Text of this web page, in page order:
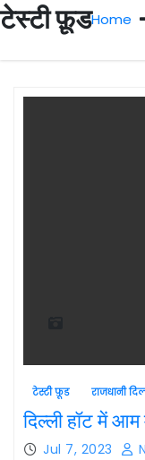
टेस्टी फ़ूडHome
टेस्टी फ़ूड राजधानी
दिल्ली हॉट में
Jul 7, 2023